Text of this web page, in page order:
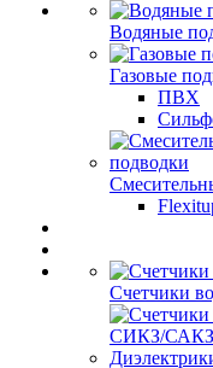
Водяные
Газовые
ПВХ
Счетчики